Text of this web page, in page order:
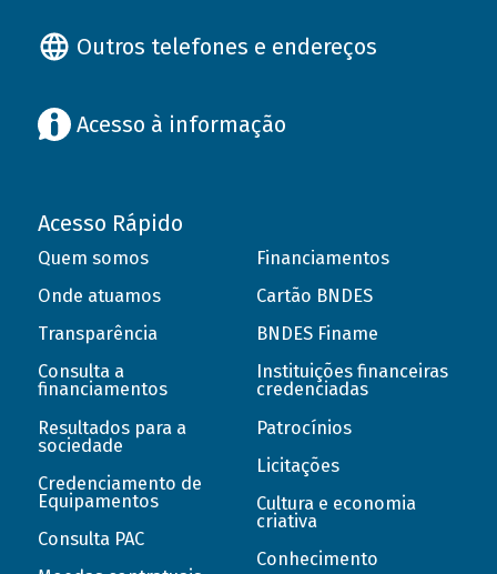
Outros telefones e endereços
Acesso à informação
Acesso Rápido
Quem somos
Onde atuamos
Transparência
Consulta a
financiamentos
Resultados para a
sociedade
Credenciamento de
Equipamentos
Consulta PAC
Financiamentos
Cartão BNDES
BNDES Finame
Instituições financeiras
credenciadas
Patrocínios
Licitações
Cultura e economia
criativa
Conhecimento